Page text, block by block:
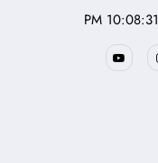
10:08:32 PM